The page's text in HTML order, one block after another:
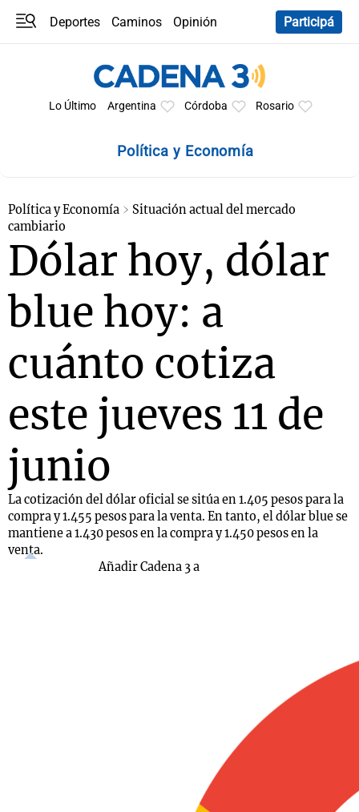
Deportes Caminos
Opinión
Participá
Lo Último Argentina Córdoba Rosario
Política y Economía
Política y Economía
Situación actual del mercado
cambiario
Dólar hoy, dólar
blue hoy: a
cuánto cotiza
este jueves 11 de
junio
La cotización del dólar oficial se sitúa en 1.405 pesos para la
compra y 1.455 pesos para la venta. En tanto, el dólar blue se
mantiene a 1.430 pesos en la compra y 1.450 pesos en la
venta.
Añadir Cadena 3 a